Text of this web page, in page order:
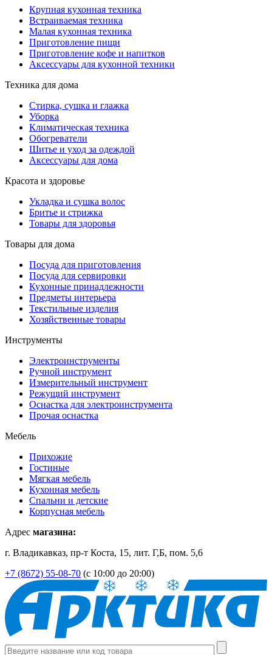
Крупная кухонная техника
Встраиваемая техника
Малая кухонная техника
Приготовление пищи
Приготовление кофе и напитков
Аксессуары для кухонной техники
Техника для дома
Стирка, сушка и глажка
Уборка
Климатическая техника
Обогреватели
Шитье и уход за одеждой
Аксессуары для дома
Красота и здоровье
Укладка и сушка волос
Бритье и стрижка
Товары для здоровья
Товары для дома
Посуда для приготовления
Посуда для сервировки
Кухонные принадлежности
Предметы интерьера
Текстильные изделия
Хозяйственные товары
Инструменты
Электроинструменты
Ручной инструмент
Измерительный инструмент
Режущий инструмент
Оснастка для электроинструмента
Прочая оснастка
Мебель
Прихожие
Гостиные
Мягкая мебель
Кухонная мебель
Спальни и детские
Корпусная мебель
Адрес магазина:
г. Владикавказ, пр-т Коста, 15, лит. Г,Б, пом. 5,6
+7 (8672) 55-08-70 (с 10:00 до 20:00)